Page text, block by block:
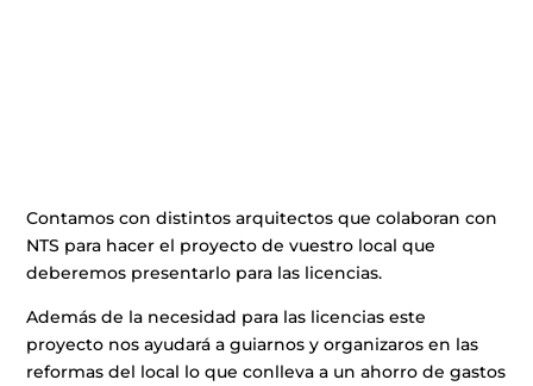
Contamos con distintos arquitectos que colaboran con
NTS para hacer el proyecto de vuestro local que
deberemos presentarlo para las licencias.
Además de la necesidad para las licencias este
proyecto nos ayudará a guiarnos y organizaros en las
reformas del local lo que conlleva a un ahorro de gastos